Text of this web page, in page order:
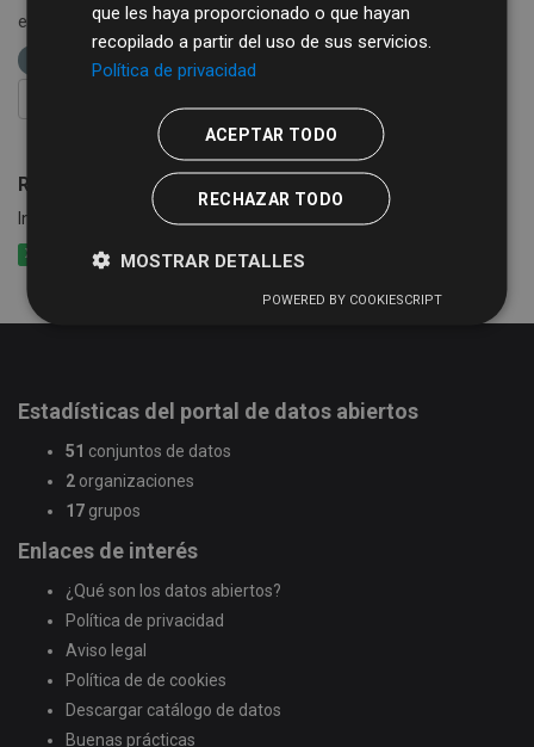
etiquetas: rutas diputación de salamanca
bibliobus
cultura
Rutas de Bibliobús
Información de las rutas y calendario del Servicio de Bibliobús
XLSX CSV XML
Estadísticas del portal de datos abiertos
51 conjuntos de datos
2 organizaciones
17 grupos
Enlaces de interés
¿Qué son los datos abiertos?
Política de privacidad
Aviso legal
Política de de cookies
Descargar catálogo de datos
Buenas prácticas
que les haya proporcionado o que hayan
recopilado a partir del uso de sus servicios.
Política de privacidad
ACEPTAR TODO
RECHAZAR TODO
MOSTRAR DETALLES
POWERED BY COOKIESCRIPT